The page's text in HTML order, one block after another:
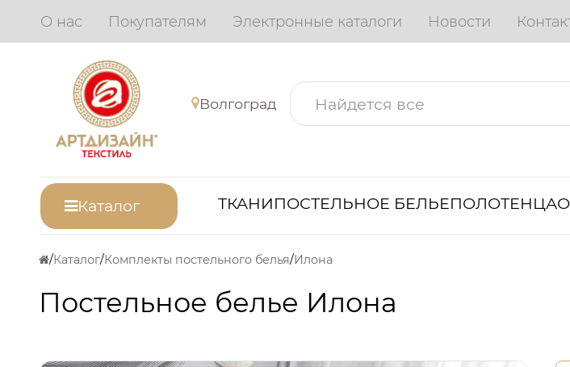
О нас Покупателям Электронные каталоги Новости
Волгоград
Каталог ТКАНИПОСТЕЛЬНОЕ БЕЛЬЕПОЛОТЕНЦА
Каталог Комплекты постельного белья Илона
Постельное белье Илона